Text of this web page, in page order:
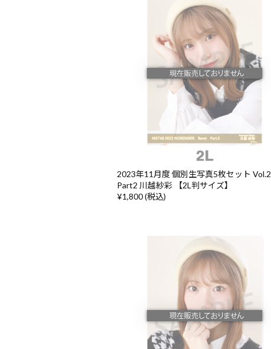
2023年11月度 個別生写真5枚セット Vol.2
Part2 川越紗彩 【2L判サイズ】
¥1,800 (税込)